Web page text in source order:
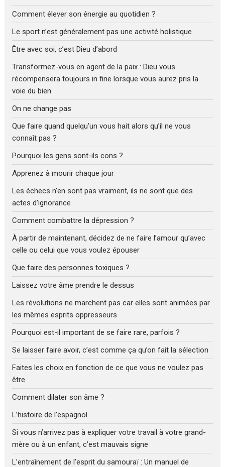
Comment élever son énergie au quotidien ?
Le sport n’est généralement pas une activité holistique
Être avec soi, c’est Dieu d’abord
Transformez-vous en agent de la paix : Dieu vous
récompensera toujours in fine lorsque vous aurez pris la
voie du bien
On ne change pas
Que faire quand quelqu’un vous hait alors qu’il ne vous
connaît pas ?
Pourquoi les gens sont-ils cons ?
Apprenez à mourir chaque jour
Les échecs n’en sont pas vraiment, ils ne sont que des
actes d’ignorance
Comment combattre la dépression ?
À partir de maintenant, décidez de ne faire l’amour qu’avec
celle ou celui que vous voulez épouser
Que faire des personnes toxiques ?
Laissez votre âme prendre le dessus
Les révolutions ne marchent pas car elles sont animées par
les mêmes esprits oppresseurs
Pourquoi est-il important de se faire rare, parfois ?
Se laisser faire avoir, c’est comme ça qu’on fait la sélection
Faites les choix en fonction de ce que vous ne voulez pas
être
Comment dilater son âme ?
L’histoire de l’espagnol
Si vous n’arrivez pas à expliquer votre travail à votre grand-
mère ou à un enfant, c’est mauvais signe
L’entraînement de l’esprit du samouraï : Un manuel de